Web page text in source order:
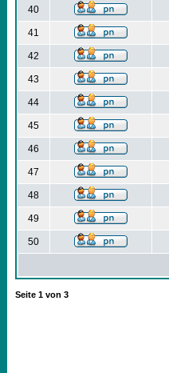
40
41
42
43
44
45
46
47
48
49
50
Seite 1 von 3